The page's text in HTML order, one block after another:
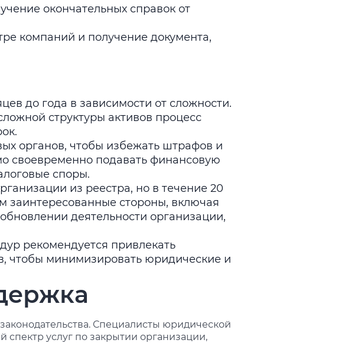
окончательных справок от
компаний и получение документа,
до года в зависимости от сложности.
структуры активов процесс
органов, чтобы избежать штрафов и
своевременно подавать финансовую
споры.
из реестра, но в течение 20
заинтересованные стороны, включая
деятельности организации,
рекомендуется привлекать
чтобы минимизировать юридические и
Специалисты юридической
услуг по закрытии организации,